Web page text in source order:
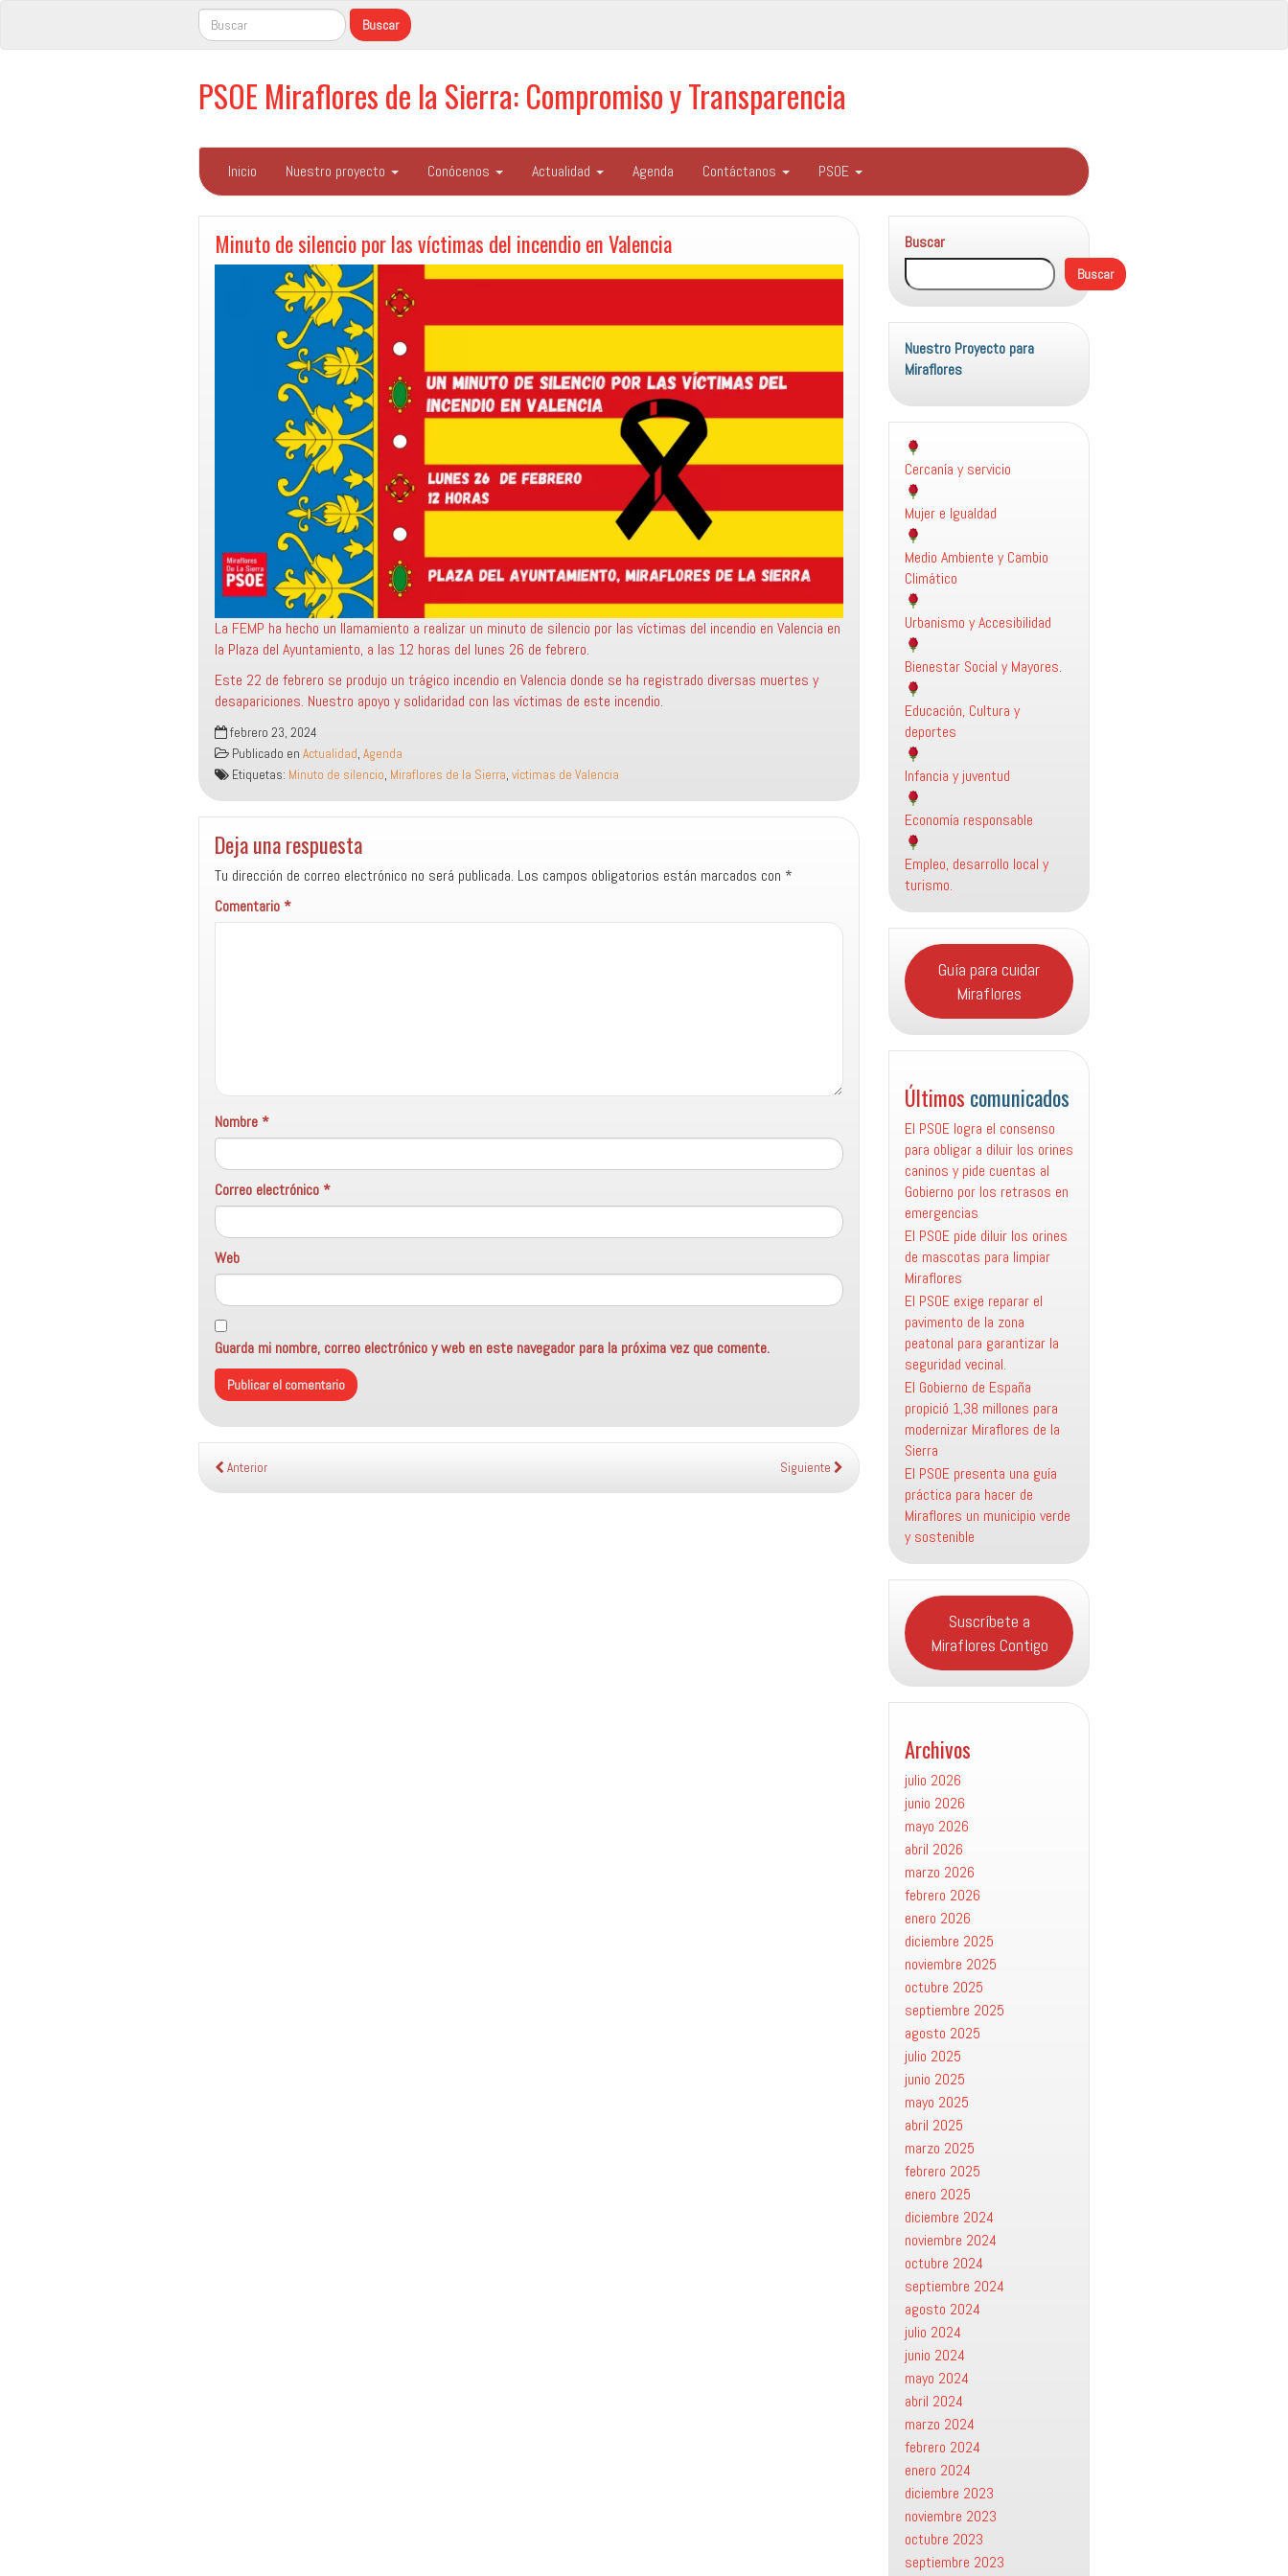
PSOE Miraflores de la Sierra: Compromiso y Transparencia
Inicio Nuestro proyecto Conócenos Actualidad Agenda Contáctanos PSOE
Minuto de silencio por las víctimas del incendio en Valencia
La FEMP ha hecho un llamamiento a realizar un minuto de silencio por las víctimas del incendio en Valencia en
la Plaza del Ayuntamiento, a las 12 horas del lunes 26 de febrero.
Este 22 de febrero se produjo un trágico incendio en Valencia donde se ha registrado diversas muertes y
desapariciones. Nuestro apoyo y solidaridad con las víctimas de este incendio.
febrero 23, 2024
Publicado en Actualidad, Agenda
Etiquetas: Minuto de silencio, Miraflores de la Sierra, víctimas de Valencia
Deja una respuesta
Tu dirección de correo electrónico no será publicada. Los campos obligatorios están marcados con *
Comentario*
Nombre *
Correo electrónico *
Web
Guarda mi nombre, correo electrónico y web en este navegador para la próxima vez que comente.
Anterior Siguiente
Buscar
Buscar
Nuestro Proyecto para
Miraflores
Cercanía y servicio
Mujer e Igualdad
Medio Ambiente y Cambio
Climático
Urbanismo y Accesibilidad
Bienestar Social y Mayores.
Educación, Cultura y
deportes
Infancia y juventud
Economía responsable
Empleo, desarrollo local y
turismo.
Guía para cuidar
Miraflores
Últimos comunicados
El PSOE logra el consenso
para obligar a diluir los orines
caninos y pide cuentas al
Gobierno por los retrasos en
emergencias
El PSOE pide diluir los orines
de mascotas para limpiar
Miraflores
El PSOE exige reparar el
pavimento de la zona
peatonal para garantizar la
seguridad vecinal.
El Gobierno de España
propició 1,38 millones para
modernizar Miraflores de la
Sierra
El PSOE presenta una guía
práctica para hacer de
Miraflores un municipio verde
y sostenible
Suscríbete a
Miraflores Contigo
Archivos
julio 2026
junio 2026
mayo 2026
abril 2026
marzo 2026
febrero 2026
enero 2026
diciembre 2025
noviembre 2025
octubre 2025
septiembre 2025
agosto 2025
julio 2025
junio 2025
mayo 2025
abril 2025
marzo 2025
febrero 2025
enero 2025
diciembre 2024
noviembre 2024
octubre 2024
septiembre 2024
agosto 2024
julio 2024
junio 2024
mayo 2024
abril 2024
marzo 2024
febrero 2024
enero 2024
diciembre 2023
noviembre 2023
octubre 2023
septiembre 2023